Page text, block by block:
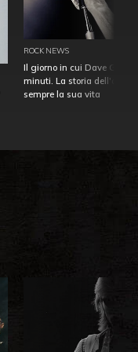
ROCK NEWS
Il giorno in cui Dave
minuti. La storia
sempre la sua vita